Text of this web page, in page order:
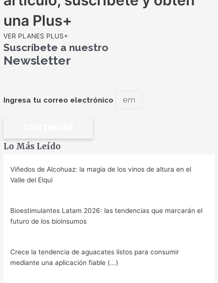
una Plus+
VER PLANES PLUS+
Suscríbete a nuestro
Newsletter
Ingresa tu correo electrónico
Lo Más Leído
Viñedos de Alcohuaz: la magia de los vinos de altura en el
Valle del Elqui
Bioestimulantes Latam 2026: las tendencias que marcarán el
futuro de los bioinsumos
Crece la tendencia de aguacates listos para consumir
mediante una aplicación fiable (...)